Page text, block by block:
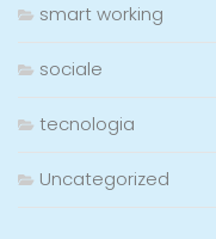
smart working
sociale
tecnologia
Uncategorized